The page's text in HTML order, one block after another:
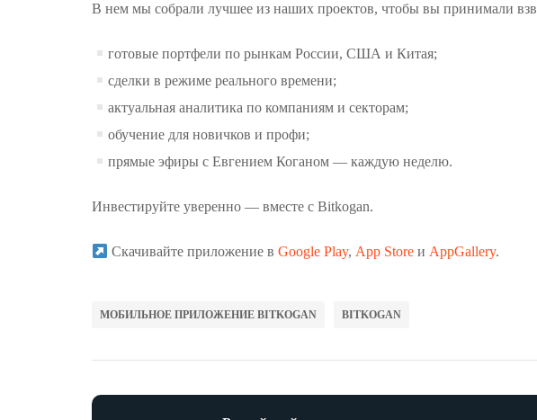
В нем мы собрали лучшее из наших проектов, чтобы вы принимали
готовые портфели по рынкам России, США и Китая;
сделки в режиме реального времени;
актуальная аналитика по компаниям и секторам;
обучение для новичков и профи;
прямые эфиры с Евгением Коганом — каждую неделю.
Инвестируйте уверенно — вместе с Bitkogan.
Скачивайте приложение вGoogle Play, App Store и AppGallery.
МОБИЛЬНОЕ ПРИЛОЖЕНИЕ BITKOGAN BITKOGAN